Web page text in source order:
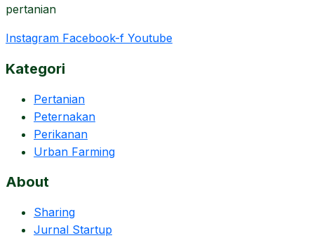
pertanian
Instagram Facebook-f Youtube
Kategori
Pertanian
Peternakan
Perikanan
Urban Farming
About
Sharing
Jurnal Startup